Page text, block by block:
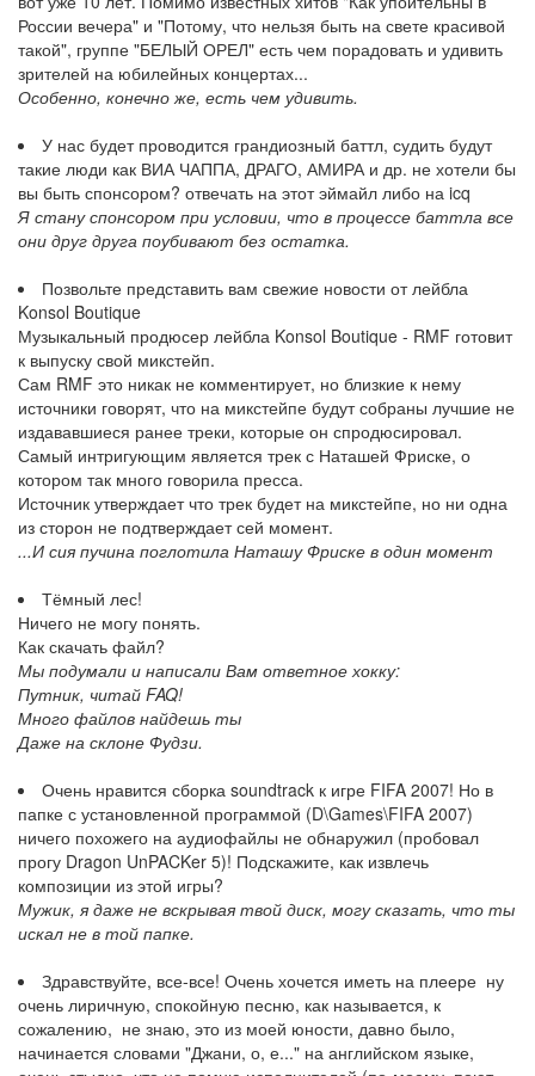
России вечера" и "Потому, что нельзя быть на свете красивой
такой", группе "БЕЛЫЙ ОРЕЛ" есть чем порадовать и удивить
зрителей на юбилейных концертах...
Особенно, конечно же, есть чем удивить.
У нас будет проводится грандиозный баттл, судить будут
такие люди как ВИА ЧАППА, ДРАГО, АМИРА и др. не хотели бы
вы быть спонсором? отвечать на этот эймайл либо на icq
Я стану спонсором при условии, что в процессе баттла все
они друг друга поубивают без остатка.
Позвольте представить вам свежие новости от лейбла
Konsol Boutique
Музыкальный продюсер лейбла Konsol Boutique - RMF готовит
к выпуску свой микстейп.
Сам RMF это никак не комментирует, но близкие к нему
источники говорят, что на микстейпе будут собраны лучшие не
издававшиеся ранее треки, которые он спродюсировал.
Самый интригующим является трек с Наташей Фриске, о
котором так много говорила пресса.
Источник утверждает что трек будет на микстейпе, но ни одна
из сторон не подтверждает сей момент.
...И сия пучина поглотила Наташу Фриске в один момент
Тёмный лес!
Ничего не могу понять.
Как скачать файл?
Мы подумали и написали Вам ответное хокку:
Путник, читай FAQ!
Много файлов найдешь ты
Даже на склоне Фудзи.
Очень нравится сборка soundtrack к игре FIFA 2007! Но в
папке с установленной программой (D\Games\FIFA 2007)
ничего похожего на аудиофайлы не обнаружил (пробовал
прогу Dragon UnPACKer 5)! Подскажите, как извлечь
композиции из этой игры?
Мужик, я даже не вскрывая твой диск, могу сказать, что ты
искал не в той папке.
Здравствуйте, все-все! Очень хочется иметь на плеере ну
очень лиричную, спокойную песню, как называется, к
сожалению, не знаю, это из моей юности, давно было,
начинается словами "Джани, о, е..." на английском языке,